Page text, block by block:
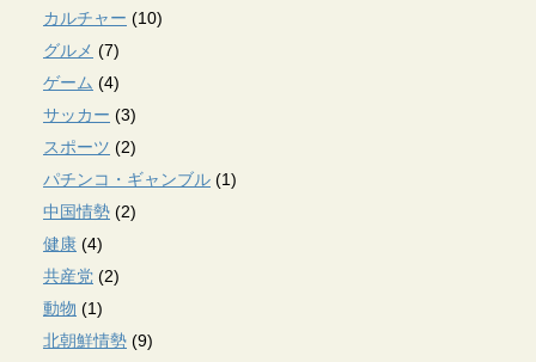
カルチャー (10)
グルメ (7)
ゲーム (4)
サッカー (3)
スポーツ (2)
パチンコ・ギャンブル (1)
中国情勢 (2)
健康 (4)
共産党 (2)
動物 (1)
北朝鮮情勢 (9)